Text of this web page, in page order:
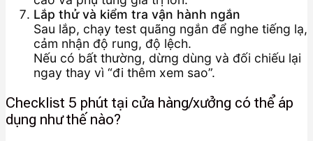
Lắp thử và kiểm tra vận hành ngắn
Sau lắp, chạy test quãng ngắn để nghe tiếng lạ,
cảm nhận độ rung, độ lệch.
Nếu có bất thường, dừng dùng và đối chiếu lại
ngay thay vì “đi thêm xem sao”.
Checklist 5 phút tại cửa hàng/xưởng có thể áp
dụng như thế nào?